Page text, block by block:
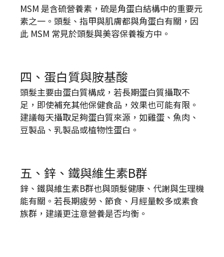
MSM 是含硫營養素，硫是角蛋白結構中的重要元
素之一。頭髮、指甲與肌膚都與角蛋白有關，因
此 MSM 常見於頭髮與美容保養複方中。
四、蛋白質與胺基酸
頭髮主要由蛋白質構成，若長期蛋白質攝取不
足，即使補充其他保健食品，效果也可能有限。
建議每天攝取足夠蛋白質來源，如雞蛋、魚肉、
豆製品、乳製品或植物性蛋白。
五、鋅、鐵與維生素B群
鋅、鐵與維生素B群也與頭髮健康、代謝與生理機
能有關。若長期疲勞、節食、月經量較多或素食
族群，建議更注意營養是否均衡。